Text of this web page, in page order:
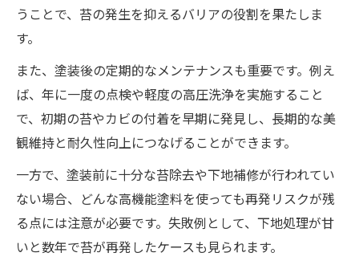
うことで、苔の発生を抑えるバリアの役割を果たしま
す。
また、塗装後の定期的なメンテナンスも重要です。例え
ば、年に一度の点検や軽度の高圧洗浄を実施すること
で、初期の苔やカビの付着を早期に発見し、長期的な美
観維持と耐久性向上につなげることができます。
一方で、塗装前に十分な苔除去や下地補修が行われてい
ない場合、どんな高機能塗料を使っても再発リスクが残
る点には注意が必要です。失敗例として、下地処理が甘
いと数年で苔が再発したケースも見られます。